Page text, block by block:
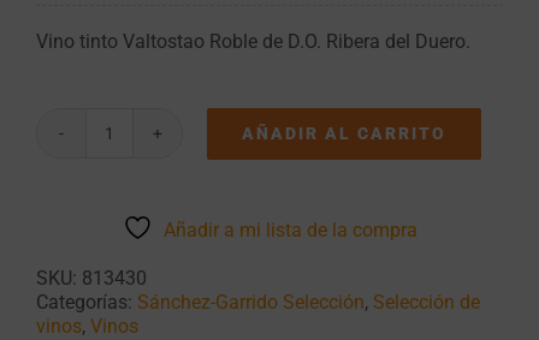
Vino tinto Valtostao Roble de D.O. Ribera del Duero.
Valtostao
AÑADIR AL CARRITO
Añadir a mi lista de la compra
SKU: 813430
Categorías: Sánchez-Garrido Selección, Selección de
vinos, Vinos